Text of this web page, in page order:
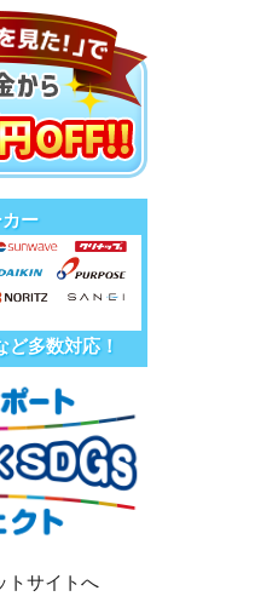
ー
ど多数対応！